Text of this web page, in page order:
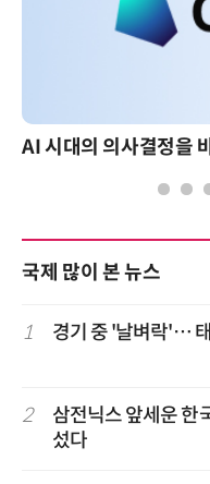
AI 시대의 의사결정을 바꾸는 수리최적화(Optimization): 실제 산업 적용 사례와 활용 전략 AI 핀옵스 실전
국제 많이 본 뉴스
1 경기 중 '날벼락'…
2
삼전닉스 앞세운 한
섰다